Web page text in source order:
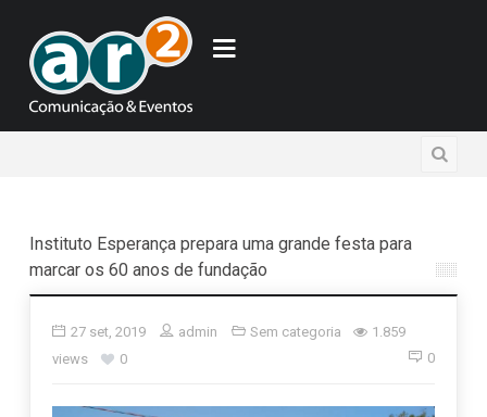
Instituto Esperança prepara uma grande festa para
marcar os 60 anos de fundação
27 set, 2019 admin Sem categoria
1.859
views
0 0